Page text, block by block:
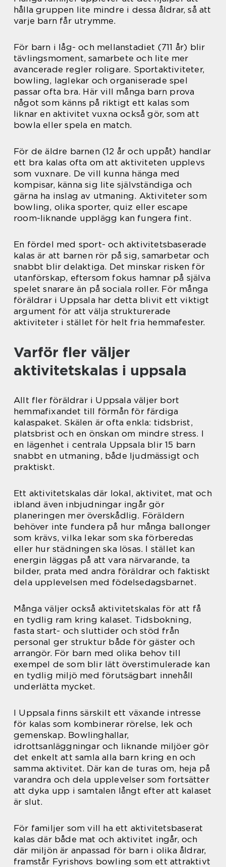
hålla gruppen lite mindre i dessa åldrar, så att
varje barn får utrymme.
För barn i låg- och mellanstadiet (711 år) blir
tävlingsmoment, samarbete och lite mer
avancerade regler roligare. Sportaktiviteter,
bowling, laglekar och organiserade spel
passar ofta bra. Här vill många barn prova
något som känns på riktigt ett kalas som
liknar en aktivitet vuxna också gör, som att
bowla eller spela en match.
För de äldre barnen (12 år och uppåt) handlar
ett bra kalas ofta om att aktiviteten upplevs
som vuxnare. De vill kunna hänga med
kompisar, känna sig lite självständiga och
gärna ha inslag av utmaning. Aktiviteter som
bowling, olika sporter, quiz eller escape
room-liknande upplägg kan fungera fint.
En fördel med sport- och aktivitetsbaserade
kalas är att barnen rör på sig, samarbetar och
snabbt blir delaktiga. Det minskar risken för
utanförskap, eftersom fokus hamnar på själva
spelet snarare än på sociala roller. För många
föräldrar i Uppsala har detta blivit ett viktigt
argument för att välja strukturerade
aktiviteter i stället för helt fria hemmafester.
Varför fler väljer
aktivitetskalas i uppsala
Allt fler föräldrar i Uppsala väljer bort
hemmafixandet till förmån för färdiga
kalaspaket. Skälen är ofta enkla: tidsbrist,
platsbrist och en önskan om mindre stress. I
en lägenhet i centrala Uppsala blir 15 barn
snabbt en utmaning, både ljudmässigt och
praktiskt.
Ett aktivitetskalas där lokal, aktivitet, mat och
ibland även inbjudningar ingår gör
planeringen mer överskådlig. Föräldern
behöver inte fundera på hur många ballonger
som krävs, vilka lekar som ska förberedas
eller hur städningen ska lösas. I stället kan
energin läggas på att vara närvarande, ta
bilder, prata med andra föräldrar och faktiskt
dela upplevelsen med födelsedagsbarnet.
Många väljer också aktivitetskalas för att få
en tydlig ram kring kalaset. Tidsbokning,
fasta start- och sluttider och stöd från
personal ger struktur både för gäster och
arrangör. För barn med olika behov till
exempel de som blir lätt överstimulerade kan
en tydlig miljö med förutsägbart innehåll
underlätta mycket.
I Uppsala finns särskilt ett växande intresse
för kalas som kombinerar rörelse, lek och
gemenskap. Bowlinghallar,
idrottsanläggningar och liknande miljöer gör
det enkelt att samla alla barn kring en och
samma aktivitet. Där kan de turas om, heja på
varandra och dela upplevelser som fortsätter
att dyka upp i samtalen långt efter att kalaset
är slut.
För familjer som vill ha ett aktivitetsbaserat
kalas där både mat och aktivitet ingår, och
där miljön är anpassad för barn i olika åldrar,
framstår Fyrishovs bowling som ett attraktivt